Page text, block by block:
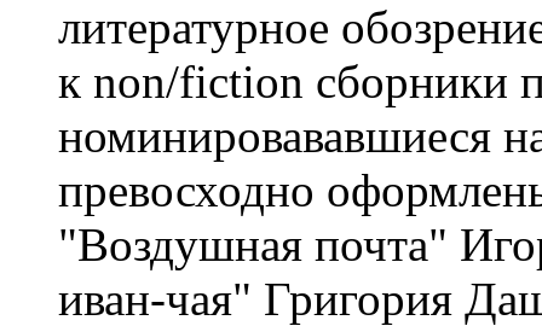
литературное
к non/fiction сборники
номинировававшиеся
превосходно
"Воздушная почта"
иван-чая" Григория